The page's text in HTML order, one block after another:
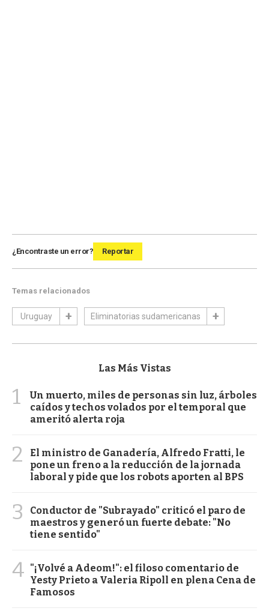
¿Encontraste un error? Reportar
Temas relacionados
Uruguay Eliminatorias sudamericanas
Las Más Vistas
1
Un muerto, miles de personas sin luz, árboles
caídos y techos volados por el temporal que
ameritó alerta roja
2
El ministro de Ganadería, Alfredo Fratti, le
pone un freno a la reducción de la jornada
laboral y pide que los robots aporten al BPS
3
Conductor de "Subrayado" criticó el paro de
maestros y generó un fuerte debate: "No
tiene sentido"
4 "¡Volvé a Adeom!": el filoso comentario de
Yesty Prieto a Valeria Ripoll en plena Cena de
Famosos